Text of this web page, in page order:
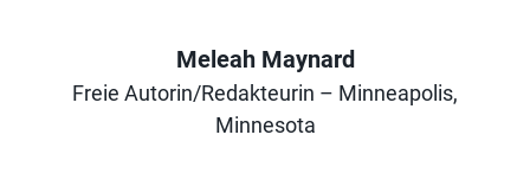
Author
Meleah Maynard
Freie Autorin/Redakteurin – Minneapolis,
Minnesota